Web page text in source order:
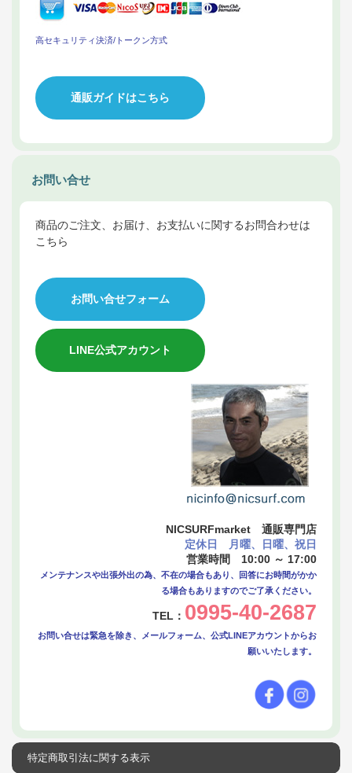
高セキュリティ決済/トークン方式
通販ガイドはこちら
お問い合せ
商品のご注文、お届け、お支払いに関するお問合わせは
こちら
お問い合せフォーム
LINE公式アカウント
NICSURFmarket 通販専門店
定休日 月曜、日曜、祝日
営業時間 10:00 ～ 17:00
メンテナンスや出張外出の為、不在の場合もあり、回答にお時間がかか
る場合もありますのでご了承ください。
TEL： 0995-40-2687
お問い合せは緊急を除き、メールフォーム、公式LINEアカウントからお
願いいたします。
特定商取引法に関する表示